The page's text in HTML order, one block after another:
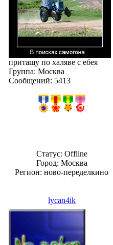
притащу по халяве с ебея
Группа: Москва
Сообщений: 5413
Статус: Offline
Город: Москва
Регион: ново-переделкино
lycan4ik